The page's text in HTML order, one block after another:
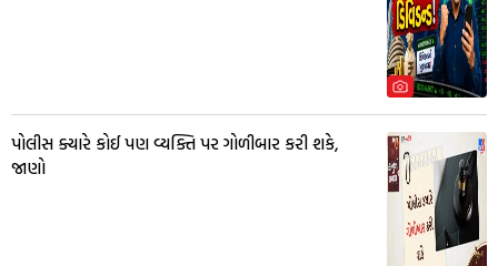
પોલીસ ક્યારે કોઈ પણ વ્યક્તિ પર ગોળીબાર કરી શકે,
જાણો